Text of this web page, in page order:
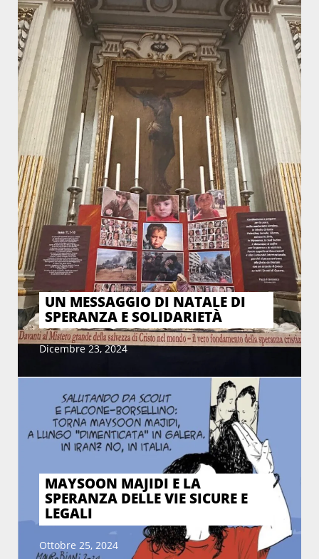
UN MESSAGGIO DI NATALE DI
SPERANZA E SOLIDARIETÀ
Dicembre 23, 2024
MAYSOON MAJIDI E LA
SPERANZA DELLE VIE SICURE E
LEGALI
Ottobre 25, 2024